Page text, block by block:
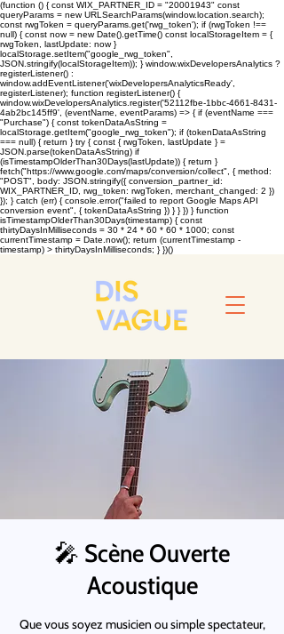
(function () { const WIX_PARTNER_ID = "20001943" const
queryParams = new URLSearchParams(window.location.search);
const rwgToken = queryParams.get('rwg_token'); if (rwgToken !==
null) { const now = new Date().getTime() const localStorageItem = {
rwgToken, lastUpdate: now }
localStorage.setItem("google_rwg_token",
JSON.stringify(localStorageItem)); } window.wixDevelopersAnalytics ?
registerListener() :
window.addEventListener('wixDevelopersAnalyticsReady',
registerListener); function registerListener() {
window.wixDevelopersAnalytics.register('52112fbe-1bbc-4661-8431-
4ab2bc145ff9', (eventName, eventParams) => { if (eventName ===
"Purchase") { const tokenDataAsString =
localStorage.getItem("google_rwg_token"); if (tokenDataAsString
=== null) { return } try { const { rwgToken, lastUpdate } =
JSON.parse(tokenDataAsString) if
(isTimestampOlderThan30Days(lastUpdate)) { return }
fetch("https://www.google.com/maps/conversion/collect", { method:
"POST", body: JSON.stringify({ conversion_partner_id:
WIX_PARTNER_ID, rwg_token: rwgToken, merchant_changed: 2 })
}); } catch (err) { console.error("failed to report Google Maps API
conversion event", { tokenDataAsString }) } } }) } function
isTimestampOlderThan30Days(timestamp) { const
thirtyDaysInMilliseconds = 30 * 24 * 60 * 60 * 1000; const
currentTimestamp = Date.now(); return (currentTimestamp -
timestamp) > thirtyDaysInMilliseconds; } })()
🎤 Scène Ouverte
Acoustique
Que vous soyez musicien ou simple spectateur,